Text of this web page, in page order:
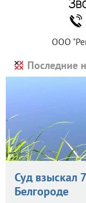
ООО
Последние
Суд взыскал
Белгороде